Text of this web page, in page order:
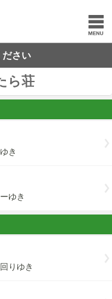
ださい
ら荘
き
ゆき
りゆき